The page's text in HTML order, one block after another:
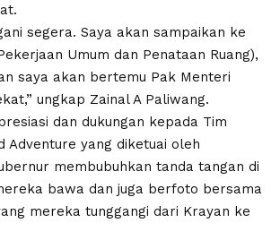
segera. Saya akan sampaikan ke
Umum dan Penataan Ruang),
saya akan bertemu Pak Menteri
ungkap Zainal A Paliwang.
dan dukungan kepada Tim
Adventure yang diketuai oleh
membubuhkan tanda tangan di
bawa dan juga berfoto bersama
mereka tunggangi dari Krayan ke